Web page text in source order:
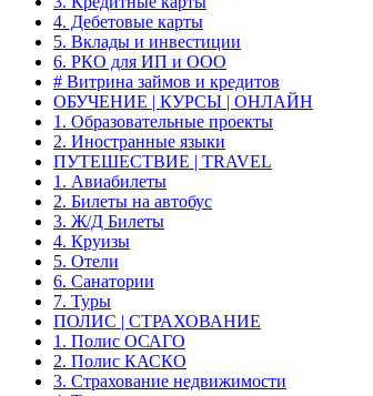
4. Дебетовые карты
5. Вклады и инвестиции
6. РКО для ИП и ООО
# Витрина займов и кредитов
ОБУЧЕНИЕ | КУРСЫ | ОНЛАЙН
1. Образовательные проекты
2. Иностранные языки
ПУТЕШЕСТВИЕ | TRAVEL
1. Авиабилеты
2. Билеты на автобус
3. Ж/Д Билеты
4. Круизы
5. Отели
6. Санатории
7. Туры
ПОЛИС | СТРАХОВАНИЕ
1. Полис ОСАГО
2. Полис КАСКО
3. Страхование недвижимости